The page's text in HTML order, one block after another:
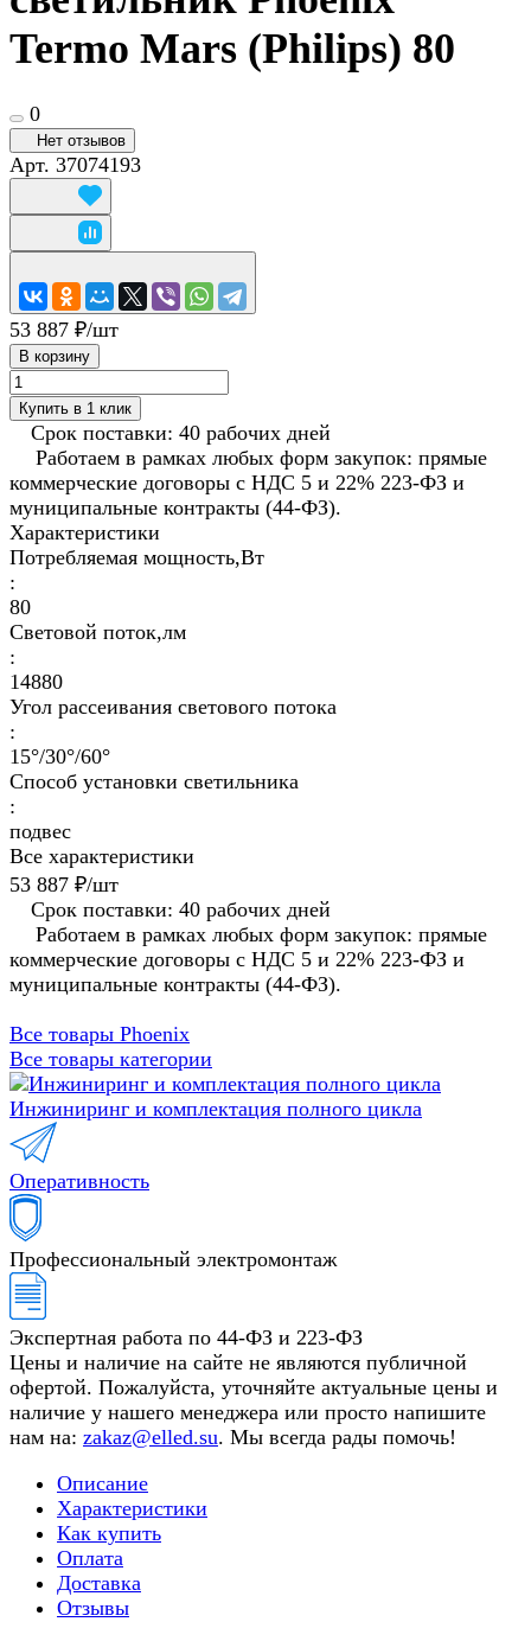
Termo Mars (Philips) 80
0
Нет отзывов
Арт. 37074193
53 887 ₽/шт
В корзину
Купить в 1 клик
Срок поставки: 40 рабочих дней
Работаем в рамках любых форм закупок: прямые
коммерческие договоры с НДС 5 и 22% 223-ФЗ и
муниципальные контракты (44-ФЗ).
Характеристики
Потребляемая мощность,Вт
:
80
Световой поток,лм
:
14880
Угол рассеивания светового потока
:
15°/30°/60°
Способ установки светильника
:
подвес
Все характеристики
53 887 ₽/шт
Срок поставки: 40 рабочих дней
Работаем в рамках любых форм закупок: прямые
коммерческие договоры с НДС 5 и 22% 223-ФЗ и
муниципальные контракты (44-ФЗ).
Все товары Phoenix
Все товары категории
Инжиниринг и комплектация полного цикла
Оперативность
Профессиональный электромонтаж
Экспертная работа по 44-ФЗ и 223-ФЗ
Цены и наличие на сайте не являются публичной
офертой. Пожалуйста, уточняйте актуальные цены и
наличие у нашего менеджера или просто напишите
нам на: zakaz@elled.su. Мы всегда рады помочь!
Описание
Характеристики
Как купить
Оплата
Доставка
Отзывы